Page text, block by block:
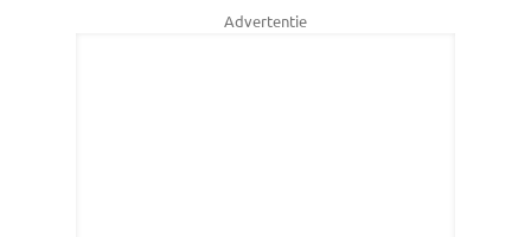
Advertentie